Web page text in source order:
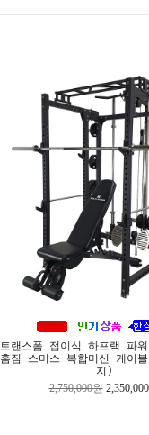
트랜스폼 접이식 하프랙 파
홈짐 스미스 복합머신 케이블
지)
2,750,000원